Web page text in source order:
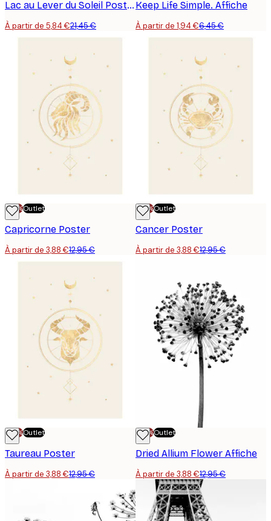
Lac au Lever du Soleil Poster
À partir de 5,84 €21,45 €
Keep Life Simple. Affiche
À partir de 1,94 €6,45 €
-70%Outlet
Capricorne Poster
À partir de 3,88 €12,95 €
-70%Outlet
Cancer Poster
À partir de 3,88 €12,95 €
-70%Outlet
Taureau Poster
À partir de 3,88 €12,95 €
-70%Outlet
Dried Allium Flower Affiche
À partir de 3,88 €12,95 €